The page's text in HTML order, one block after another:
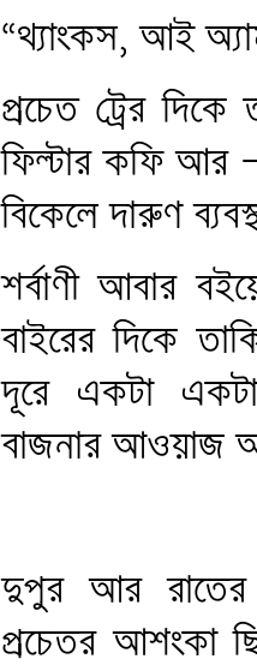
“থ্যাংকস, আই
প্রচেত ট্রের
ফিল্টার কফি আর
বিকেলে দারুণ
শর্বাণী আবার
বাইরের দিকে
দূরে একটা
বাজনার আওয়াজ
দুপুর আর রাতের
প্রচেতর আশংকা